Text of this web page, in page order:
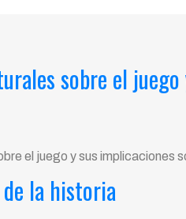
sobre el
el juego y sus implicaciones
la historia